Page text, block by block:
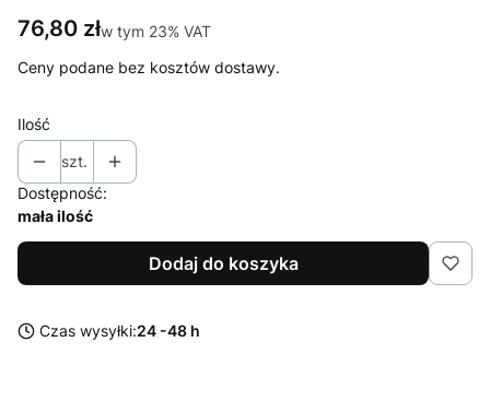
Cena
76,80 złw tym 23% VAT
w tym 23% VAT
Ceny podane bez kosztów dostawy.
Ilość
szt.
Dostępność:
mała ilość
Dodaj do koszyka
Czas wysyłki:24 -48 h